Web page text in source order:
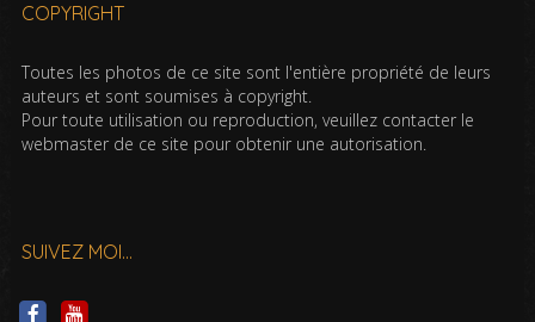
COPYRIGHT
Toutes les photos de ce site sont l'entière propriété de leurs
auteurs et sont soumises à copyright.
Pour toute utilisation ou reproduction, veuillez contacter le
webmaster de ce site pour obtenir une autorisation.
SUIVEZ MOI…